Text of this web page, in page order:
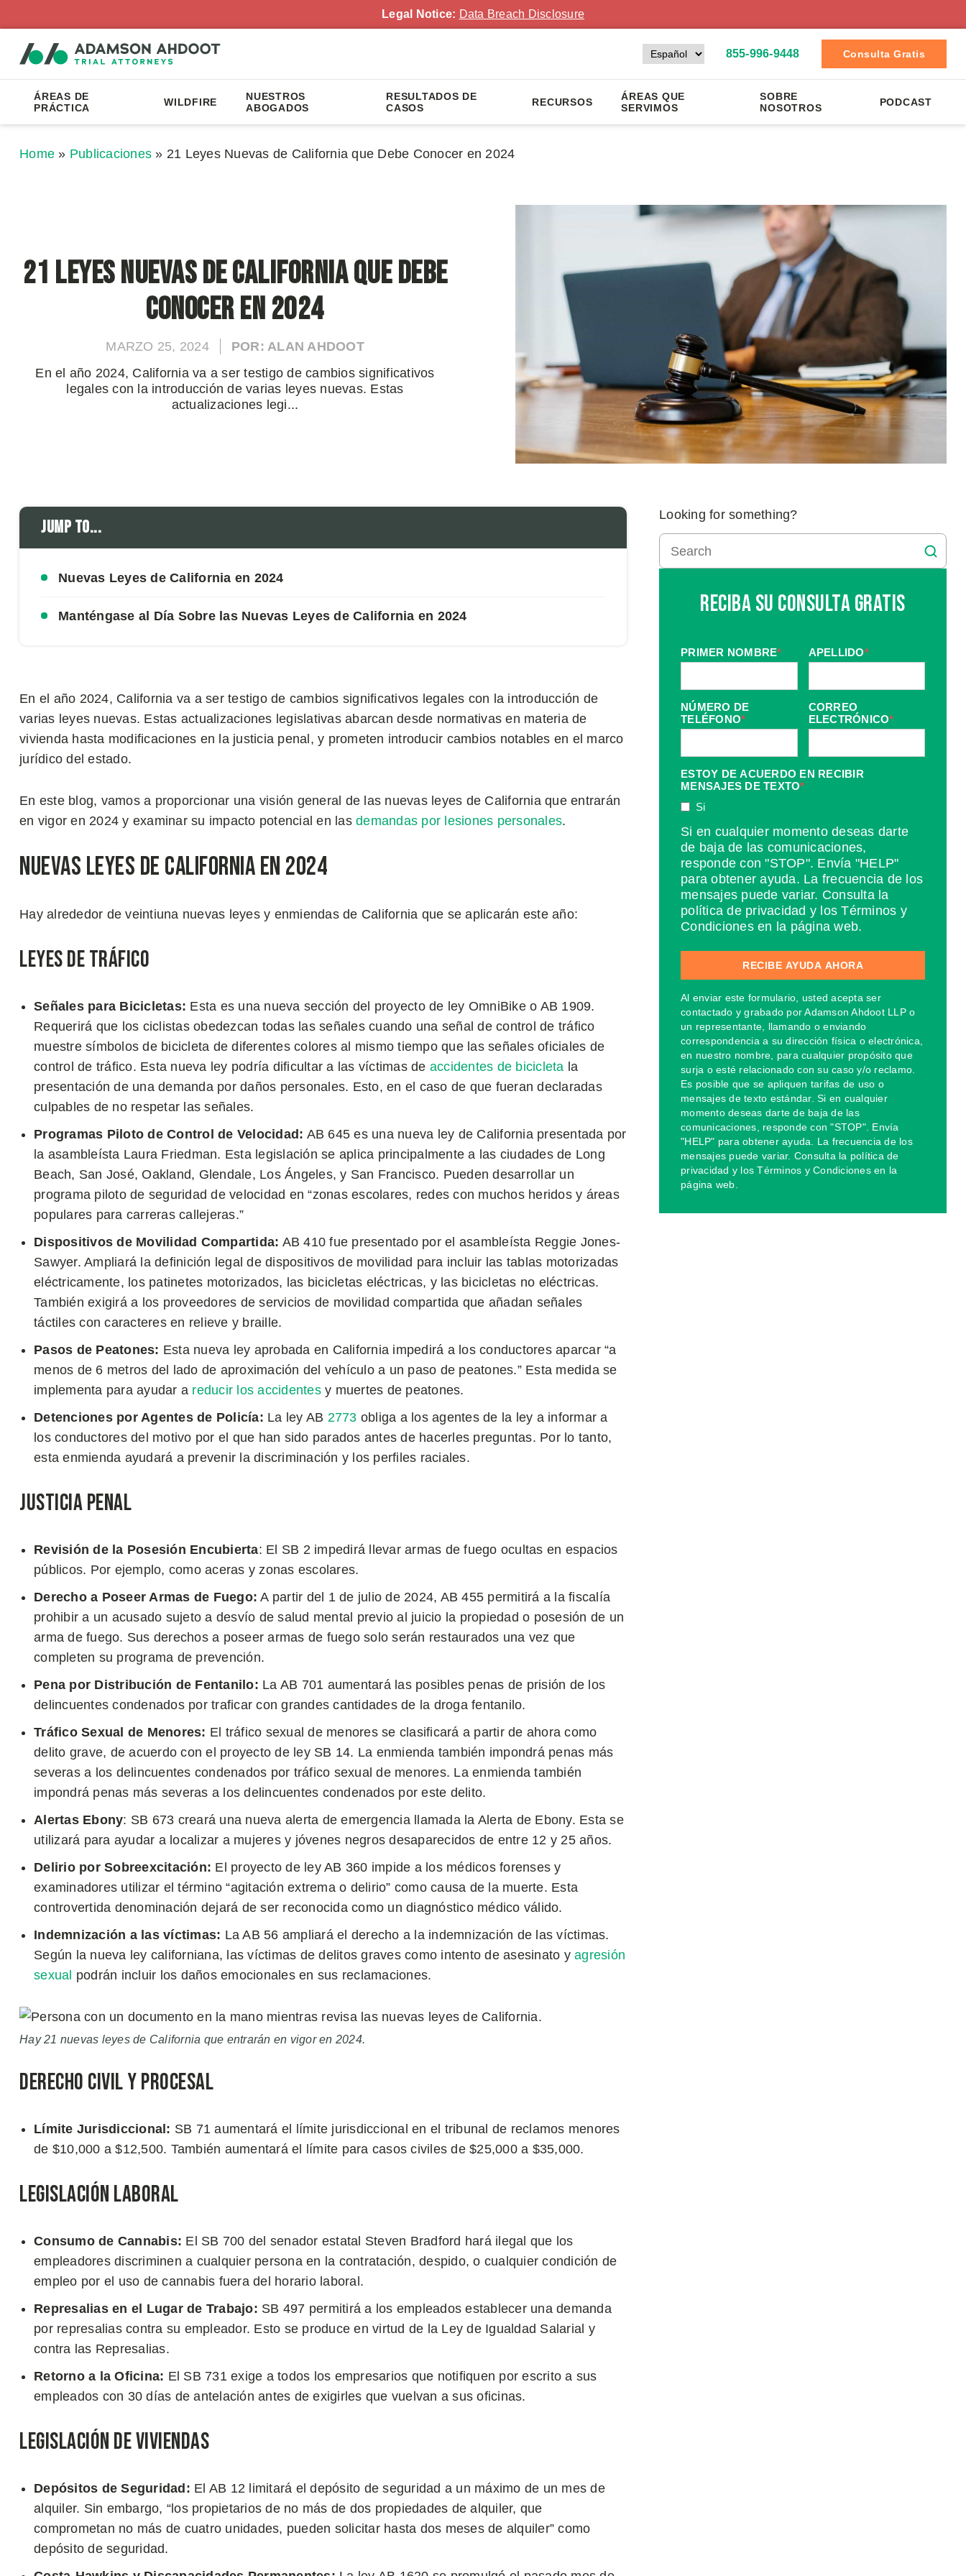
Legal Notice: Data Breach Disclosure
855-996-9448 Consulta Gratis
ÁREAS DE
PRÁCTICA
WILDFIRE
NUESTROS
ABOGADOS
RESULTADOS DE
CASOS
RECURSOS
ÁREAS QUE
SERVIMOS
SOBRE
NOSOTROS
PODCAST
Home » Publicaciones » 21 Leyes Nuevas de California que Debe Conocer en 2024
21 Leyes Nuevas de California que Debe
Conocer en 2024
MARZO 25, 2024
POR: ALAN AHDOOT
En el año 2024, California va a ser testigo de cambios significativos
legales con la introducción de varias leyes nuevas. Estas
actualizaciones legi...
Jump to...
Nuevas Leyes de California en 2024
Manténgase al Día Sobre las Nuevas Leyes de California en 2024
En el año 2024, California va a ser testigo de cambios significativos legales con la introducción de
varias leyes nuevas. Estas actualizaciones legislativas abarcan desde normativas en materia de
vivienda hasta modificaciones en la justicia penal, y prometen introducir cambios notables en el marco
jurídico del estado.
En este blog, vamos a proporcionar una visión general de las nuevas leyes de California que entrarán
en vigor en 2024 y examinar su impacto potencial en las demandas por lesiones personales.
Nuevas Leyes de California en 2024
Hay alrededor de veintiuna nuevas leyes y enmiendas de California que se aplicarán este año:
Leyes de Tráfico
Señales para Bicicletas: Esta es una nueva sección del proyecto de ley OmniBike o AB 1909.
Requerirá que los ciclistas obedezcan todas las señales cuando una señal de control de tráfico
muestre símbolos de bicicleta de diferentes colores al mismo tiempo que las señales oficiales de
control de tráfico. Esta nueva ley podría dificultar a las víctimas de accidentes de bicicleta la
presentación de una demanda por daños personales. Esto, en el caso de que fueran declaradas
culpables de no respetar las señales.
Programas Piloto de Control de Velocidad: AB 645 es una nueva ley de California presentada por
la asambleísta Laura Friedman. Esta legislación se aplica principalmente a las ciudades de Long
Beach, San José, Oakland, Glendale, Los Ángeles, y San Francisco. Pueden desarrollar un
programa piloto de seguridad de velocidad en “zonas escolares, redes con muchos heridos y áreas
populares para carreras callejeras.”
Dispositivos de Movilidad Compartida: AB 410 fue presentado por el asambleísta Reggie Jones-
Sawyer. Ampliará la definición legal de dispositivos de movilidad para incluir las tablas motorizadas
eléctricamente, los patinetes motorizados, las bicicletas eléctricas, y las bicicletas no eléctricas.
También exigirá a los proveedores de servicios de movilidad compartida que añadan señales
táctiles con caracteres en relieve y braille.
Pasos de Peatones: Esta nueva ley aprobada en California impedirá a los conductores aparcar “a
menos de 6 metros del lado de aproximación del vehículo a un paso de peatones.” Esta medida se
implementa para ayudar a reducir los accidentesy muertes de peatones.
Detenciones por Agentes de Policía: La ley AB 2773 obliga a los agentes de la ley a informar a
los conductores del motivo por el que han sido parados antes de hacerles preguntas. Por lo tanto,
esta enmienda ayudará a prevenir la discriminación y los perfiles raciales.
Justicia Penal
Revisión de la Posesión Encubierta: El SB 2 impedirá llevar armas de fuego ocultas en espacios
públicos. Por ejemplo, como aceras y zonas escolares.
Derecho a Poseer Armas de Fuego: A partir del 1 de julio de 2024, AB 455 permitirá a la fiscalía
prohibir a un acusado sujeto a desvío de salud mental previo al juicio la propiedad o posesión de un
arma de fuego. Sus derechos a poseer armas de fuego solo serán restaurados una vez que
completen su programa de prevención.
Pena por Distribución de Fentanilo: La AB 701 aumentará las posibles penas de prisión de los
delincuentes condenados por traficar con grandes cantidades de la droga fentanilo.
Tráfico Sexual de Menores: El tráfico sexual de menores se clasificará a partir de ahora como
delito grave, de acuerdo con el proyecto de ley SB 14. La enmienda también impondrá penas más
severas a los delincuentes condenados por tráfico sexual de menores. La enmienda también
impondrá penas más severas a los delincuentes condenados por este delito.
Alertas Ebony: SB 673 creará una nueva alerta de emergencia llamada la Alerta de Ebony. Esta se
utilizará para ayudar a localizar a mujeres y jóvenes negros desaparecidos de entre 12 y 25 años.
Delirio por Sobreexcitación: El proyecto de ley AB 360 impide a los médicos forenses y
examinadores utilizar el término “agitación extrema o delirio” como causa de la muerte. Esta
controvertida denominación dejará de ser reconocida como un diagnóstico médico válido.
Indemnización a las víctimas: La AB 56 ampliará el derecho a la indemnización de las víctimas.
Según la nueva ley californiana, las víctimas de delitos graves como intento de asesinato y agresión
sexual podrán incluir los daños emocionales en sus reclamaciones.
Hay 21 nuevas leyes de California que entrarán en vigor en 2024.
Derecho Civil y Procesal
Límite Jurisdiccional: SB 71 aumentará el límite jurisdiccional en el tribunal de reclamos menores
de $10,000 a $12,500. También aumentará el límite para casos civiles de $25,000 a $35,000.
Legislación Laboral
Consumo de Cannabis: El SB 700 del senador estatal Steven Bradford hará ilegal que los
empleadores discriminen a cualquier persona en la contratación, despido, o cualquier condición de
empleo por el uso de cannabis fuera del horario laboral.
Represalias en el Lugar de Trabajo: SB 497 permitirá a los empleados establecer una demanda
por represalias contra su empleador. Esto se produce en virtud de la Ley de Igualdad Salarial y
contra las Represalias.
Retorno a la Oficina: El SB 731 exige a todos los empresarios que notifiquen por escrito a sus
empleados con 30 días de antelación antes de exigirles que vuelvan a sus oficinas.
Legislación de Viviendas
Depósitos de Seguridad: El AB 12 limitará el depósito de seguridad a un máximo de un mes de
alquiler. Sin embargo, “los propietarios de no más de dos propiedades de alquiler, que
comprometan no más de cuatro unidades, pueden solicitar hasta dos meses de alquiler” como
depósito de seguridad.
Looking for something?
Reciba Su Consulta Gratis
PRIMER NOMBRE* APELLIDO*
NÚMERO DE
TELÉFONO*
CORREO
ELECTRÓNICO*
ESTOY DE ACUERDO EN RECIBIR
MENSAJES DE TEXTO*
Si
Si en cualquier momento deseas darte
de baja de las comunicaciones,
responde con "STOP". Envía "HELP"
para obtener ayuda. La frecuencia de los
mensajes puede variar. Consulta la
política de privacidad y los Términos y
Condiciones en la página web.
Al enviar este formulario, usted acepta ser
contactado y grabado por Adamson Ahdoot LLP o
un representante, llamando o enviando
correspondencia a su dirección física o electrónica,
en nuestro nombre, para cualquier propósito que
surja o esté relacionado con su caso y/o reclamo.
Es posible que se apliquen tarifas de uso o
mensajes de texto estándar. Si en cualquier
momento deseas darte de baja de las
comunicaciones, responde con "STOP". Envía
"HELP" para obtener ayuda. La frecuencia de los
mensajes puede variar. Consulta la política de
privacidad y los Términos y Condiciones en la
página web.